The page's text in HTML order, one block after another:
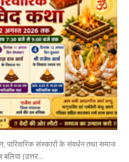
संस्कारों के संवर्धन तथा समाज
(उत्तर...